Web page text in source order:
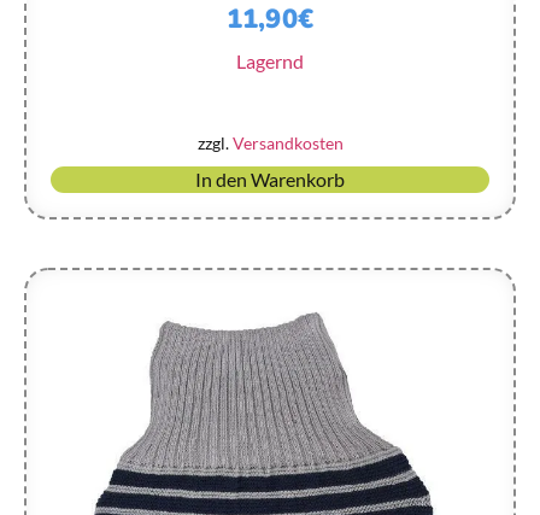
11,90€
Lagernd
zzgl.Versandkosten
In den Warenkorb